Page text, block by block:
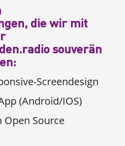
die wir mit
souverän
Screendesign
(Android/IOS)
Source